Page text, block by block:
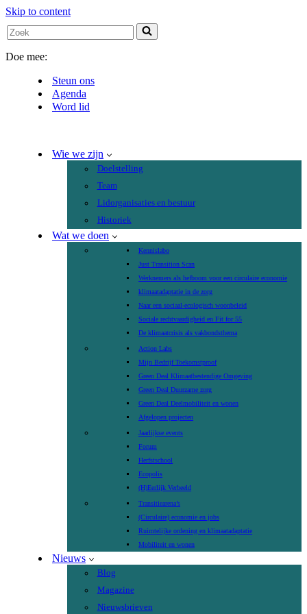
Skip to content
Search
for...
Doe mee:
Steun ons
Agenda
Word lid
Wie we zijn
Doelstelling
Team
Lidorganisaties en bestuur
Historiek
Wat we doen
Kennislabo
Just Transition Scan
Werknemers als hefboom voor een circulaire economie
klimaatadaptatie in de zorg
Naar een sociaal-ecologisch woonbeleid
Sociale rechtvaardigheid en Fit for 55
De klimaatcrisis als vakbondsthema
Action Labs
Mijn Bedrijf Toekomstproof
Green Deal Klimaatbestendige Omgeving
Green Deal Duurzame zorg
Green Deal Deelmobiliteit en wonen
Afgelopen projecten
Jaarlijkse events
Forum
Herfstschool
Ecopolis
(H)Eerlijk Verbeeld
Transitiearena’s
(Circulaire) economie en jobs
Ruimtelijke ordening en klimaatadaptatie
Mobiliteit en wonen
Nieuws
Blog
Magazine
Nieuwsbrieven